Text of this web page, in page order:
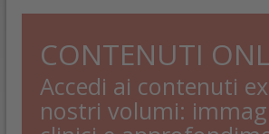
CONTENUTI
Accedi ai contenuti
nostri volumi: